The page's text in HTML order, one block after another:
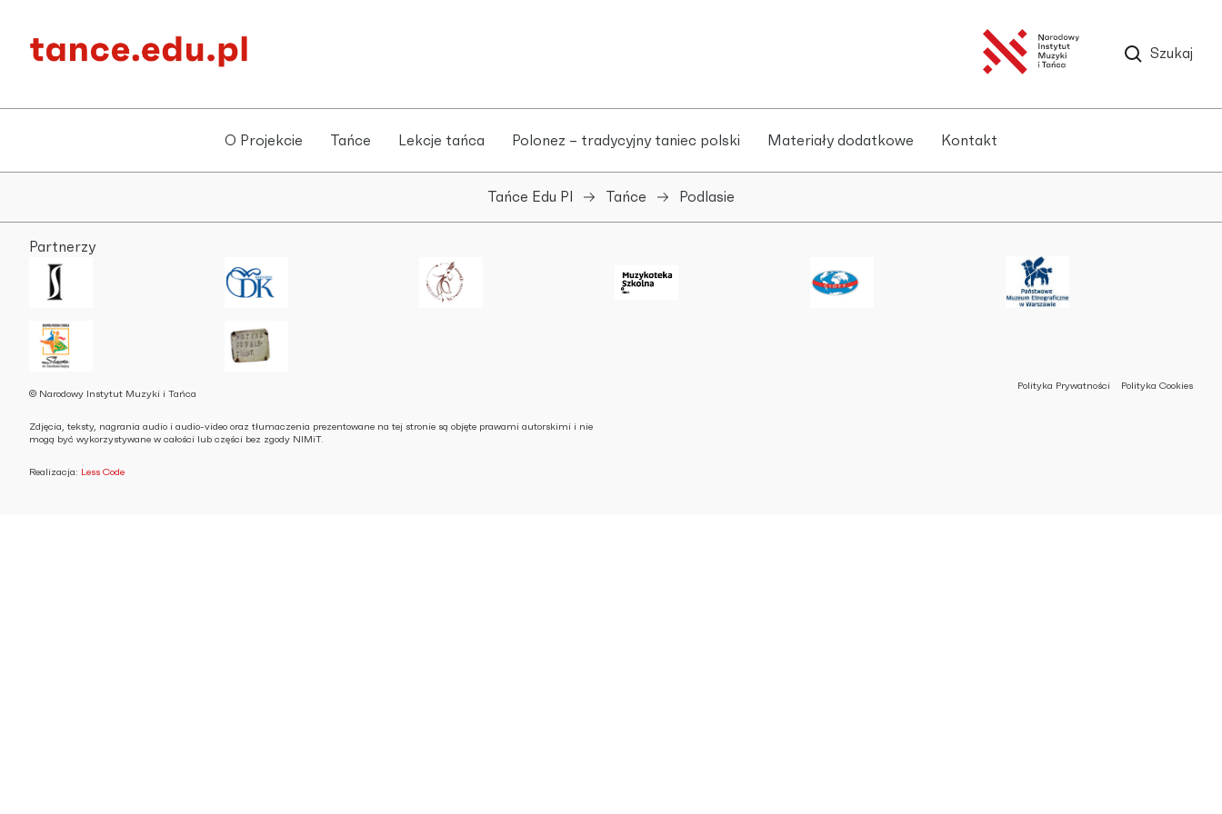
Szukaj
O Projekcie Tańce Lekcje tańca Polonez – tradycyjny taniec polski Materiały dodatkowe Kontakt
Tańce Edu Pl Tańce Podlasie
Partnerzy
© Narodowy Instytut Muzyki i Tańca
Zdjęcia, teksty, nagrania audio i audio-video oraz tłumaczenia prezentowane na tej stronie są objęte prawami autorskimi i nie
mogą być wykorzystywane w całości lub części bez zgody NIMiT.
Realizacja: Less Code
Polityka Prywatności Polityka Cookies